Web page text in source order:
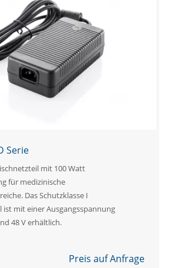
Serie
mit 100 Watt
für medizinische
Das Schutzklasse I
ist mit einer Ausgangsspannung
48 V erhältlich.
Preis auf Anfrage